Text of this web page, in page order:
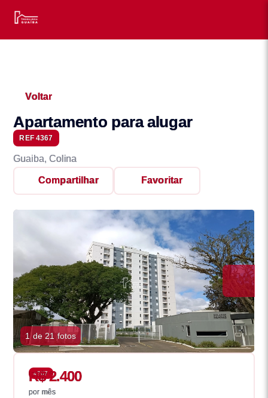
Voltar
Apartamento para alugar
REF 4367
Guaiba, Colina
Compartilhar Favoritar
1 de 21 fotos
4367
R$ 2.400
por mês